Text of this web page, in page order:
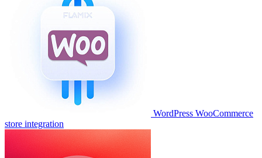
WordPress WooCommerce
store integration